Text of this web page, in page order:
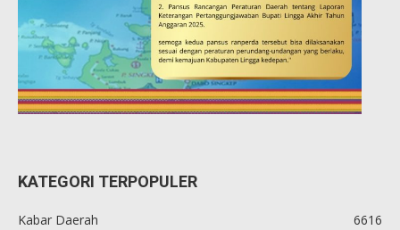
KATEGORI TERPOPULER
Kabar Daerah
6616